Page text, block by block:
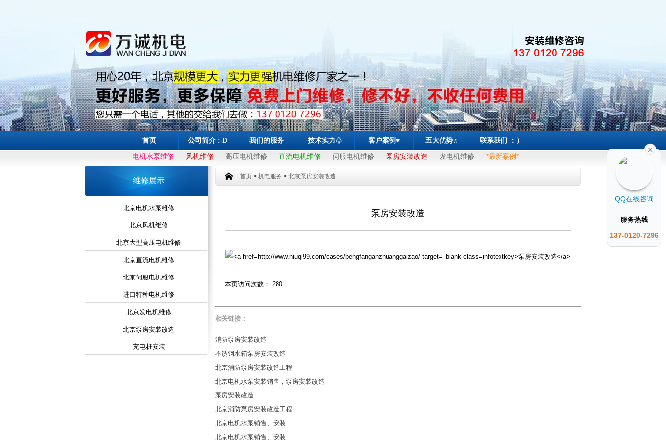
首页 公司简介 :-D 我们的服务 技术实力♤ 客户案例♥ 五大优势♬ 联系我们 ：）
电机水泵维修 风机维修 高压电机维修 直流电机维修 伺服电机维修 泵房安装改造 发电机维修 *最新案例*
维修展示
北京电机水泵维修
北京风机维修
北京大型高压电机维修
北京直流电机维修
北京伺服电机维修
进口特种电机维修
北京发电机维修
北京泵房安装改造
充电桩安装
首页 > 机电服务 > 北京泵房安装改造
泵房安装改造
本页访问次数： 280
相关链接：
消防泵房安装改造
不锈钢水箱泵房安装改造
北京消防泵房安装改造工程
北京电机水泵安装销售，泵房安装改造
泵房安装改造
北京消防泵房安装改造工程
北京电机水泵销售、安装
北京电机水泵销售、安装
QQ在线咨询
服务热线
137-0120-7296